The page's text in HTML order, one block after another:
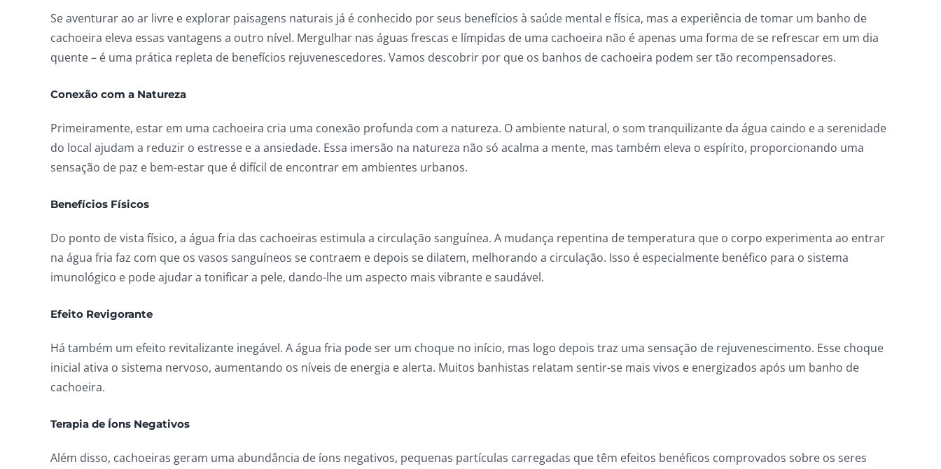
Se aventurar ao ar livre e explorar paisagens naturais já é conhecido por seus benefícios à saúde mental e física, mas a experiência de tomar um banho de
cachoeira eleva essas vantagens a outro nível. Mergulhar nas águas frescas e límpidas de uma cachoeira não é apenas uma forma de se refrescar em um dia
quente – é uma prática repleta de benefícios rejuvenescedores. Vamos descobrir por que os banhos de cachoeira podem ser tão recompensadores.
Conexão com a Natureza
Primeiramente, estar em uma cachoeira cria uma conexão profunda com a natureza. O ambiente natural, o som tranquilizante da água caindo e a serenidade
do local ajudam a reduzir o estresse e a ansiedade. Essa imersão na natureza não só acalma a mente, mas também eleva o espírito, proporcionando uma
sensação de paz e bem-estar que é difícil de encontrar em ambientes urbanos.
Benefícios Físicos
Do ponto de vista físico, a água fria das cachoeiras estimula a circulação sanguínea. A mudança repentina de temperatura que o corpo experimenta ao entrar
na água fria faz com que os vasos sanguíneos se contraem e depois se dilatem, melhorando a circulação. Isso é especialmente benéfico para o sistema
imunológico e pode ajudar a tonificar a pele, dando-lhe um aspecto mais vibrante e saudável.
Efeito Revigorante
Há também um efeito revitalizante inegável. A água fria pode ser um choque no início, mas logo depois traz uma sensação de rejuvenescimento. Esse choque
inicial ativa o sistema nervoso, aumentando os níveis de energia e alerta. Muitos banhistas relatam sentir-se mais vivos e energizados após um banho de
cachoeira.
Terapia de Íons Negativos
Além disso, cachoeiras geram uma abundância de íons negativos, pequenas partículas carregadas que têm efeitos benéficos comprovados sobre os seres